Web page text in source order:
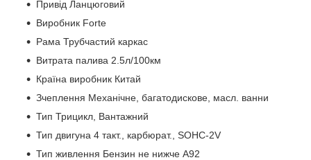
Привід Ланцюговий
Виробник Forte
Рама Трубчастий каркас
Витрата палива 2.5л/100км
Країна виробник Китай
Зчеплення Механічне, багатодискове, масл. ванни
Тип Трицикл, Вантажний
Тип двигуна 4 такт., карбюрат., SOHC-2V
Тип живлення Бензин не нижче А92